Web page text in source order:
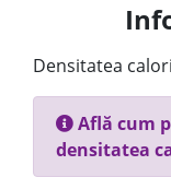
Densitatea
Află cum
densitatea